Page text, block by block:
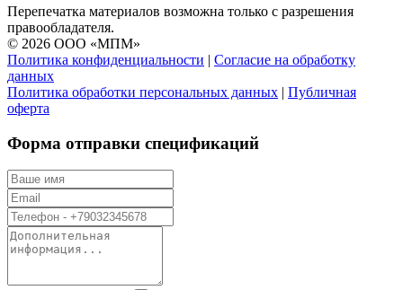
Перепечатка материалов возможна только с разрешения
правообладателя.
© 2026 ООО «МПМ»
Политика конфиденциальности | Согласие на обработку
данных
Политика обработки персональных данных | Публичная
оферта
Форма отправки спецификаций